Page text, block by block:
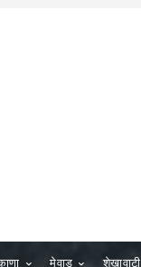
मेवाड़ शेखावाटी